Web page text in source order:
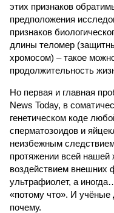
этих признаков
предположения
признаков
длины теломер
хромосом) – такое
продолжительность
Но первая и главная
News Today, в
генетическом коде
сперматозоидов и
неизбежным
протяжении всей нашей
воздействием внешних
ультрафиолет, а
«потому что». И учёные
почему.